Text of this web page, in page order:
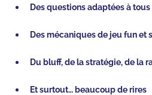
Des questions adaptées à tous
Des mécaniques de jeu fun et
Du bluff, de la stratégie, de la
Et surtout… beaucoup de rires